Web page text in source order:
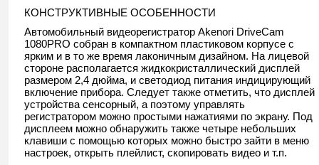
КОНСТРУКТИВНЫЕ ОСОБЕННОСТИ
Автомобильный видеорегистратор Akenori DriveCam
1080PRO собран в компактном пластиковом корпусе с
ярким и в то же время лаконичным дизайном. На лицевой
стороне располагается жидкокристаллический дисплей
размером 2,4 дюйма, и светодиод питания индицирующий
включение прибора. Следует также отметить, что дисплей
устройства сенсорный, а поэтому управлять
регистратором можно простыми нажатиями по экрану. Под
дисплеем можно обнаружить также четыре небольших
клавиши с помощью которых можно быстро зайти в меню
настроек, открыть плейлист, скопировать видео и т.п.